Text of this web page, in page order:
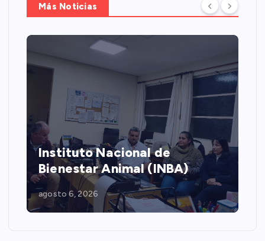
Más Noticias
Instituto Nacional de
Bienestar Animal (INBA)
agosto 6, 2026